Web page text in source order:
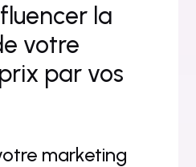
la
votre
par vos
marketing